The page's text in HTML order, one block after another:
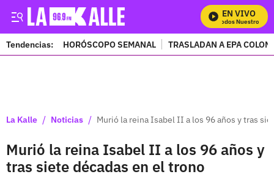
EN VIVO
Mira Todos Nuestros
Tendencias: HORÓSCOPO SEMANAL TRASLADAN A EPA
La Kalle / Noticias / Murió la reina Isabel II a los 96 años y tras
Murió la reina Isabel II a los 96 años y
tras siete décadas en el trono